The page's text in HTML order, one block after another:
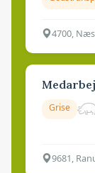
4700,
Grise
9681,